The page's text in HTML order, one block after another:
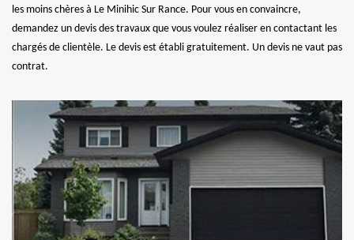
les moins chères à Le Minihic Sur Rance. Pour vous en convaincre,
demandez un devis des travaux que vous voulez réaliser en contactant les
chargés de clientèle. Le devis est établi gratuitement. Un devis ne vaut pas
contrat.